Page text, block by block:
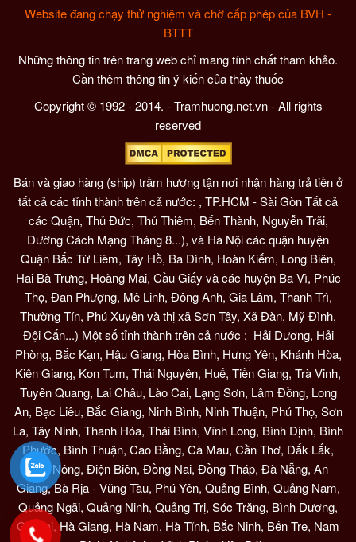
Website đang chạy thử nghiệm và chờ cấp phép của BVH -
BTTT
Những thông tin trên trang web chỉ mang tính chất tham khảo.
Cần thêm thông tin ý kiến của thầy thuốc
Copyright © 1992 - 2014. - Tramhuong.net.vn - All rights
reserved
Bán và giao hàng (ship) trầm hương tận nơi nhận hàng trả tiền ở
tất cả các tỉnh thành trên cả nước: , TP.HCM - Sài Gòn Tất cả
các Quận, Thủ Đức, Thủ Thiêm, Bến Thành, Nguyễn Trãi,
Đường Cách Mạng Tháng 8...), và Hà Nội các quận huyện
Quận Bắc Từ Liêm, Tây Hồ, Ba Đình, Hoàn Kiếm, Long Biên,
Hai Bà Trưng, Hoàng Mai, Cầu Giấy và các huyện Ba Vì, Phúc
Thọ, Đan Phượng, Mê Linh, Đông Anh, Gia Lâm, Thanh Trì,
Thường Tín, Phú Xuyên và thị xã Sơn Tây, Xã Đàn, Mỹ Đình,
Đội Cấn...) Một số tỉnh thành trên cả nước : Hải Dương, Hải
Phòng, Bắc Kạn, Hậu Giang, Hòa Bình, Hưng Yên, Khánh Hòa,
Kiên Giang, Kon Tum, Thái Nguyên, Huế, Tiền Giang, Trà Vinh,
Tuyên Quang, Lai Châu, Lào Cai, Lạng Sơn, Lâm Đồng, Long
An, Bạc Liêu, Bắc Giang, Ninh Bình, Ninh Thuận, Phú Thọ, Sơn
La, Tây Ninh, Thanh Hóa, Thái Bình, Vĩnh Long, Bình Định, Bình
Phước, Bình Thuận, Cao Bằng, Cà Mau, Cần Thơ, Đắk Lắk,
Đắk Nông, Điện Biên, Đồng Nai, Đồng Tháp, Đà Nẵng, An
Giang, Bà Rịa - Vũng Tàu, Phú Yên, Quảng Bình, Quảng Nam,
Quảng Ngãi, Quảng Ninh, Quảng Trị, Sóc Trăng, Bình Dương,
Gia Lai, Hà Giang, Hà Nam, Hà Tĩnh, Bắc Ninh, Bến Tre, Nam